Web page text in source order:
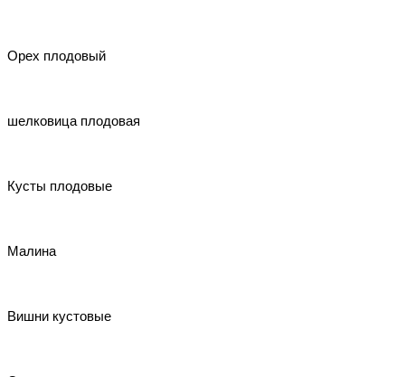
Орех плодовый
шелковица плодовая
Кусты плодовые
Малина
Вишни кустовые